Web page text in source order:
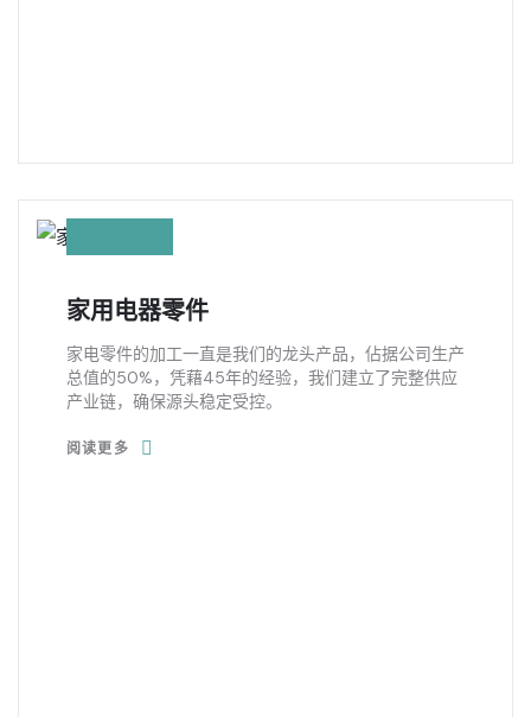
家用电器零件
家电零件的加工一直是我们的龙头产品，佔据公司生产
总值的50%，凭藉45年的经验，我们建立了完整供应
产业链，确保源头稳定受控。
阅读更多